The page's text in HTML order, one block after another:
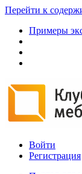
Перейти к
Примеры
Войти
Регистрация